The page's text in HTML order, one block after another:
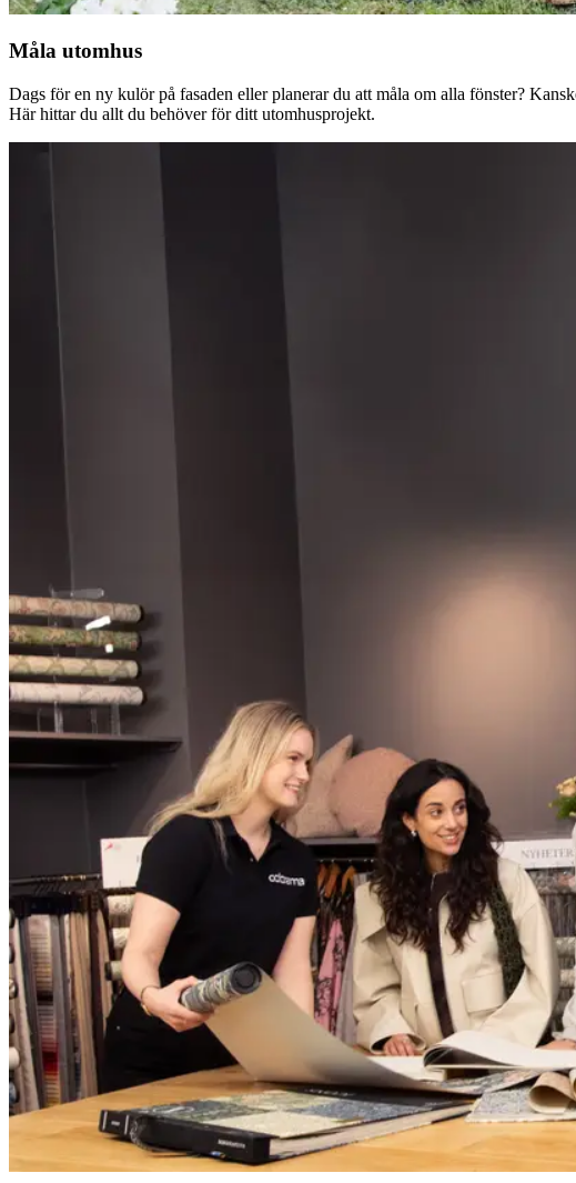
Måla utomhus
Dags för en ny kulör på fasaden eller planerar du att måla om alla fönster?
Här hittar du allt du behöver för ditt utomhusprojekt.